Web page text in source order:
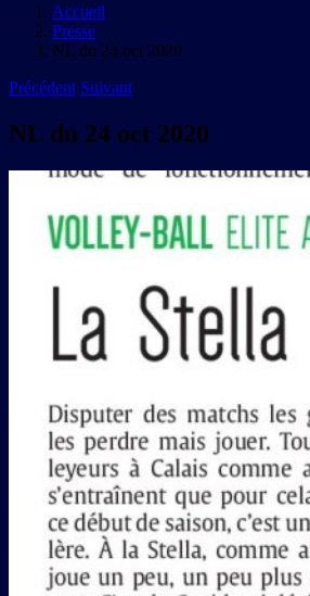
Accueil
Presse
NL du 24 oct 2020
Précédent Suivant
NL du 24 oct 2020